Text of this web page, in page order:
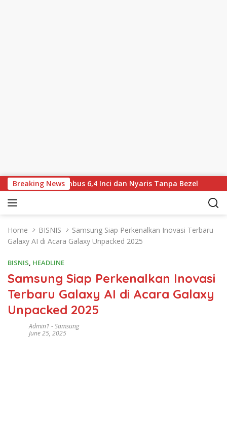
Breaking News
Besar, Tembus 6,4 Inci dan Nyaris Tanpa Bezel
Home BISNIS
Samsung Siap Perkenalkan Inovasi Terbaru
Galaxy AI di Acara Galaxy Unpacked 2025
BISNIS, HEADLINE
Samsung Siap Perkenalkan Inovasi
Terbaru Galaxy AI di Acara Galaxy
Unpacked 2025
Admin1 -Samsung
June 25, 2025